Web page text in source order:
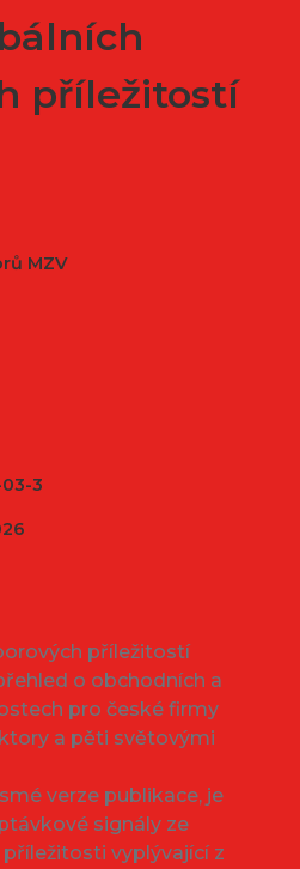
příležitostí
MZV
3
příležitostí
o obchodních a
pro české firmy
a pěti světovými
verze publikace, je
signály ze
příležitosti vyplývající z